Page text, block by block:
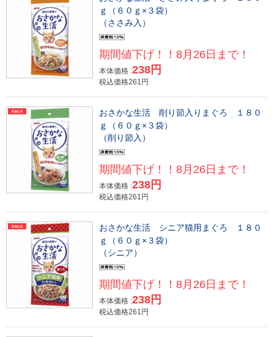
ｇ（６０ｇ×３袋）
（ささみ入）
期間値下げ！！8月26日まで！
本体価格 :238円
税込価格261円
おさかな生活 削り節入りまぐろ １８０
ｇ（６０ｇ×３袋）
（削り節入）
期間値下げ！！8月26日まで！
本体価格 :238円
税込価格261円
おさかな生活 シニア猫用まぐろ １８０
ｇ（６０ｇ×３袋）
（シニア）
期間値下げ！！8月26日まで！
本体価格 :238円
税込価格261円